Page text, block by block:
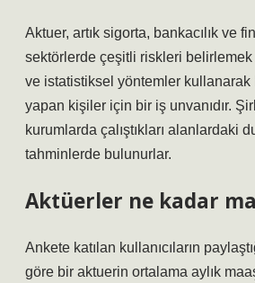
Aktuer, artık sigorta, bankacılık ve
sektörlerde çeşitli riskleri belirlemek
ve istatistiksel yöntemler
yapan kişiler için bir iş unvanıdır.
kurumlarda çalıştıkları alanlardaki
tahminlerde bulunurlar.
Aktüerler ne kadar
Ankete katılan kullanıcıların
göre bir aktuerin ortalama aylık